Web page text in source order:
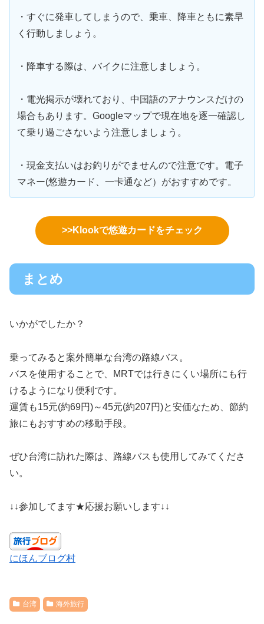
・すぐに発車してしまうので、乗車、降車ともに素早
く行動しましょう。
・降車する際は、バイクに注意しましょう。
・電光掲示が壊れており、中国語のアナウンスだけの
場合もあります。Googleマップで現在地を逐一確認し
て乗り過ごさないよう注意しましょう。
・現金支払いはお釣りがでませんので注意です。電子
マネー(悠遊カード、一卡通など）がおすすめです。
>>Klookで悠遊カードをチェック
まとめ
いかがでしたか？
乗ってみると案外簡単な台湾の路線バス。
バスを使用することで、MRTでは行きにくい場所にも行
けるようになり便利です。
運賃も15元(約69円)～45元(約207円)と安価なため、節約
旅にもおすすめの移動手段。
ぜひ台湾に訪れた際は、路線バスも使用してみてくださ
い。
↓↓参加してます★応援お願いします↓↓
にほんブログ村
台湾 海外旅行